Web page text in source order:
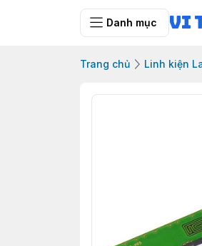
Danh mục Vi
Trang chủ Linh kiện